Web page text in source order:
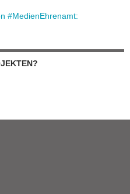
#MedienEhrenamt: